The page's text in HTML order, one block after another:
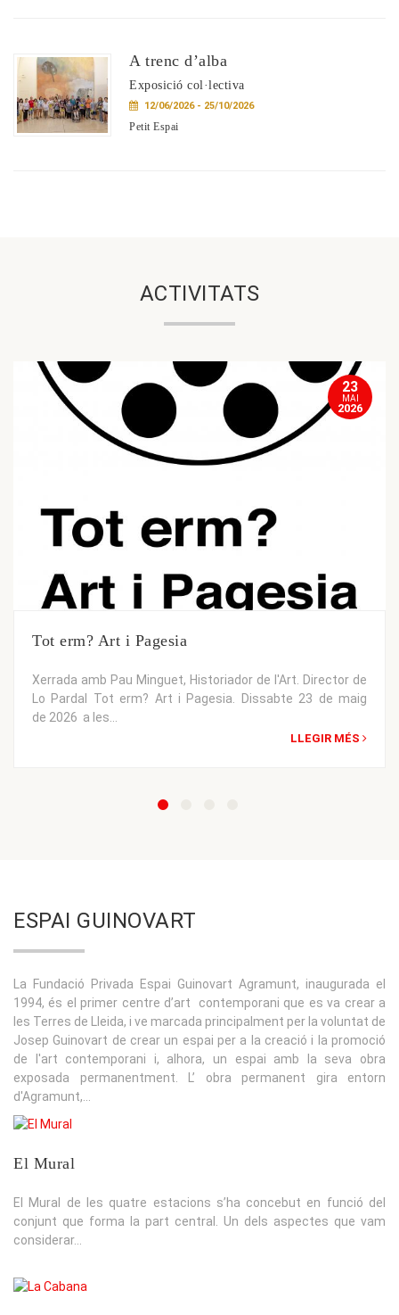
A trenc d’alba
Exposició col·lectiva
12/06/2026 - 25/10/2026
Petit Espai
ACTIVITATS
23
MAI
2026
Tot erm? Art i Pagesia
Xerrada amb Pau Minguet, Historiador de l'Art. Director de
Lo Pardal Tot erm? Art i Pagesia. Dissabte 23 de maig
de 2026 a les...
LLEGIR MÉS
ESPAI GUINOVART
La Fundació Privada Espai Guinovart Agramunt, inaugurada el
1994, és el primer centre d’art contemporani que es va crear a
les Terres de Lleida, i ve marcada principalment per la voluntat de
Josep Guinovart de crear un espai per a la creació i la promoció
de l'art contemporani i, alhora, un espai amb la seva obra
exposada permanentment. L’ obra permanent gira entorn
d'Agramunt,...
El Mural
El Mural de les quatre estacions s’ha concebut en funció del
conjunt que forma la part central. Un dels aspectes que vam
considerar...